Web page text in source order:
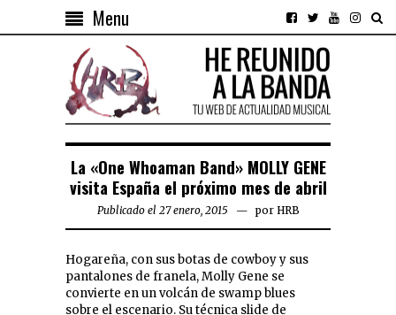
Menu
La «One Whoaman Band» MOLLY GENE
visita España el próximo mes de abril
Publicado el 27 enero, 2015 por HRB
Hogareña, con sus botas de cowboy y sus
pantalones de franela, Molly Gene se
convierte en un volcán de swamp blues
sobre el escenario. Su técnica slide de